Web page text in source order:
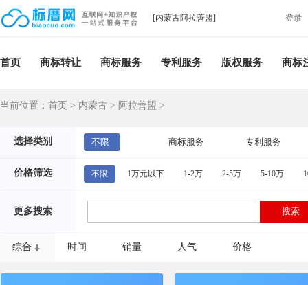
[内蒙古阿拉善盟] 登录
首页 商标转让 商标服务 专利服务 版权服务 商标
当前位置： 首页 > 内蒙古 > 阿拉善盟 >
选择类别 不限 商标服务 专利服务
价格筛选 不限 1万元以下 1-2万 2-5万 5-10万
更多搜索
综合 时间 销量 人气 价格